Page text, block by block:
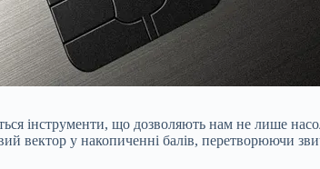
інструменти, що дозволяють нам не лише
вектор у накопиченні балів, перетворюючи